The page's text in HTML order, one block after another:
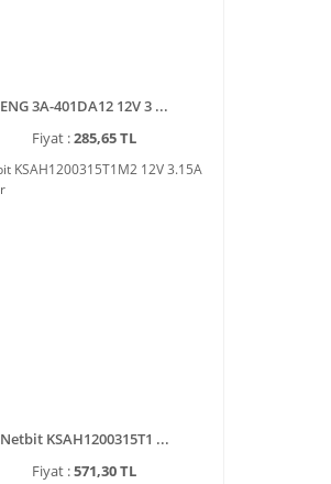
ENG 3A-401DA12 12V 3 ...
Fiyat :285,65 TL
Netbit KSAH1200315T1 ...
Fiyat :571,30 TL